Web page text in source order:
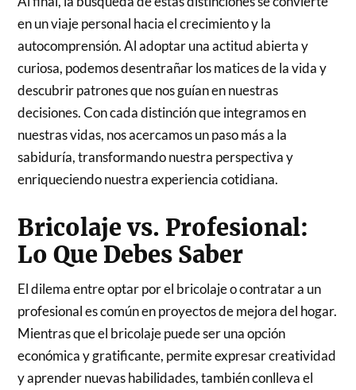
en un viaje personal hacia el crecimiento y la
autocomprensión. Al adoptar una actitud abierta y
curiosa, podemos desentrañar los matices de la vida y
descubrir patrones que nos guían en nuestras
decisiones. Con cada distinción que integramos en
nuestras vidas, nos acercamos un paso más a la
sabiduría, transformando nuestra perspectiva y
enriqueciendo nuestra experiencia cotidiana.
Bricolaje vs. Profesional:
Lo Que Debes Saber
El dilema entre optar por el bricolaje o contratar a un
profesional es común en proyectos de mejora del hogar.
Mientras que el bricolaje puede ser una opción
económica y gratificante, permite expresar creatividad
y aprender nuevas habilidades, también conlleva el